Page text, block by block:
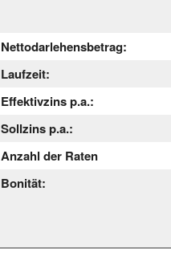
Nettodarlehensbetrag:
Laufzeit:
Effektivzins p.a.:
Sollzins p.a.:
Anzahl der Raten
Bonität: